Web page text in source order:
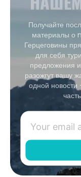
Получайте
материалы о
Герцеговины
для себя
предложения
разожгут вашу
одной новости